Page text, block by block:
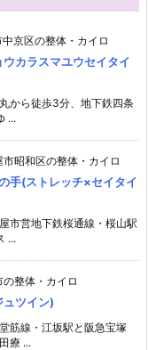
京区の整体・カイロ
カラスマユウセイタイ
から徒歩3分、地下鉄四条
...
昭和区の整体・カイロ
手(ストレッチ×セイタイ
市営地下鉄桜通線・桜山駅
...
整体・カイロ
ュツイン)
筋線・江坂駅と阪急宝塚
療 ...